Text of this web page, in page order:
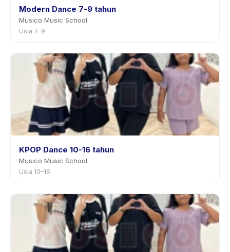
Modern Dance 7-9 tahun
Musico Music School
Usia 7–9
KPOP Dance 10-16 tahun
Musico Music School
Usia 10–16